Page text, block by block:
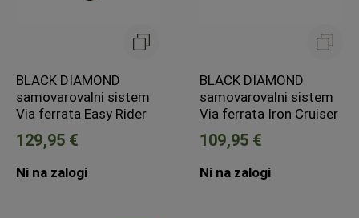
BLACK DIAMOND
samovarovalni sistem
Via ferrata Easy Rider
129,95 €
Ni na zalogi
BLACK DIAMOND
samovarovalni sistem
Via ferrata Iron Cruiser
109,95 €
Ni na zalogi